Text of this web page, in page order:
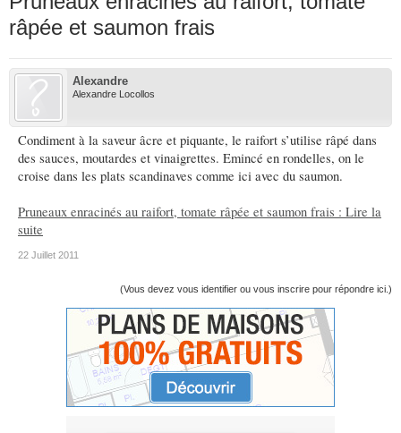
râpée et saumon frais
Alexandre
Alexandre Locollos
Condiment à la saveur âcre et piquante, le raifort s’utilise râpé dans
des sauces, moutardes et vinaigrettes. Emincé en rondelles, on le
croise dans les plats scandinaves comme ici avec du saumon.
Pruneaux enracinés au raifort, tomate râpée et saumon frais : Lire la
suite
22 Juillet 2011
(Vous devez vous identifier ou vous inscrire pour répondre ici.)